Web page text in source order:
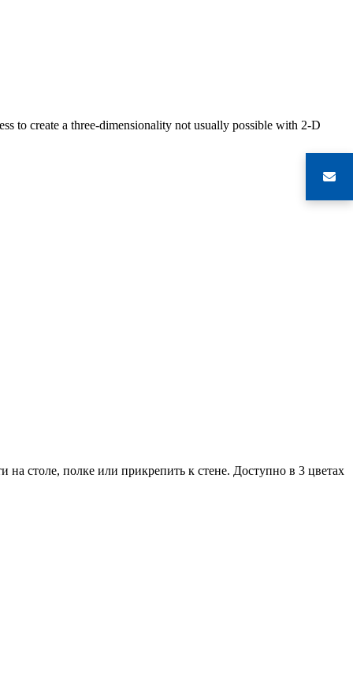
to create a three-dimensionality not usually possible with 2-D
столе, полке или прикрепить к стене. Доступно в 3 цветах